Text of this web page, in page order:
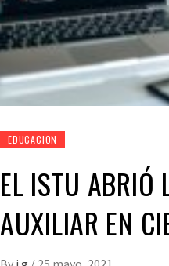
EDUCACION
EL ISTU ABRIÓ
AUXILIAR EN